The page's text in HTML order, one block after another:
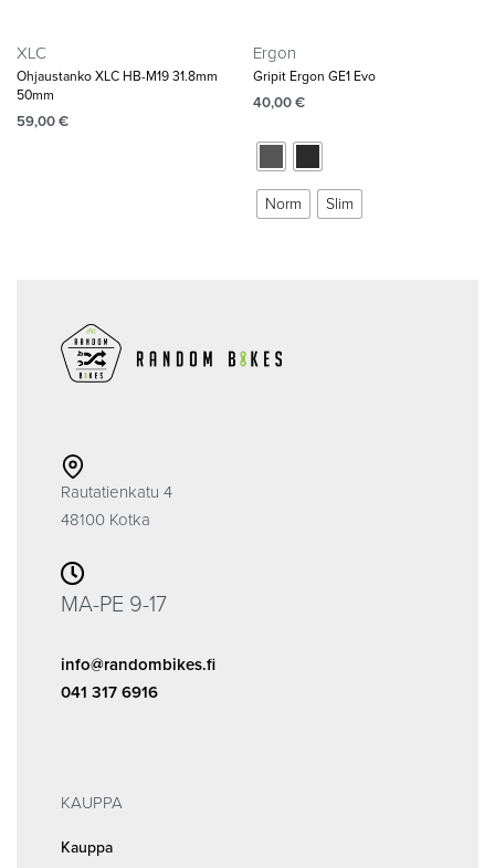
XLC
Ohjaustanko XLC HB-M19 31.8mm
50mm
59,00€
Ergon
Gripit Ergon GE1 Evo
40,00€
Norm Slim
Rautatienkatu 4
48100 Kotka
MA-PE 9-17
info@randombikes.fi
041 317 6916
KAUPPA
Kauppa